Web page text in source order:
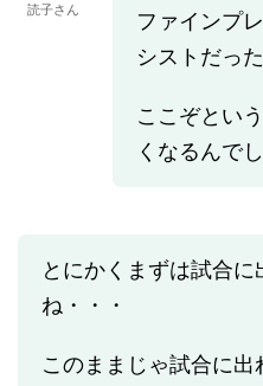
読子さん
ファインプ
シストだった
ここぞとい
くなるんで
とにかくまずは試合に
ね・・・
このままじゃ試合に出